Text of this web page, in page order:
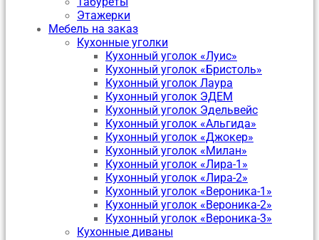
Этажерки
Мебель на заказ
Кухонные уголки
Кухонный уголок «Луис»
Кухонный уголок «Бристоль»
Кухонный уголок Лаура
Кухонный уголок ЭДЕМ
Кухонный уголок Эдельвейс
Кухонный уголок «Альгида»
Кухонный уголок «Джокер»
Кухонный уголок «Милан»
Кухонный уголок «Лира-1»
Кухонный уголок «Лира-2»
Кухонный уголок «Вероника-1»
Кухонный уголок «Вероника-2»
Кухонный уголок «Вероника-3»
Кухонные диваны